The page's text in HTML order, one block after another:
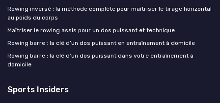
Rowing inversé : la méthode complète pour maîtriser le tirage horizontal
au poids du corps
Maîtriser le rowing assis pour un dos puissant et technique
Rowing barre : la clé d’un dos puissant en entraînement à domicile
Rowing barre : la clé d’un dos puissant dans votre entraînement à
domicile
Sports Insiders